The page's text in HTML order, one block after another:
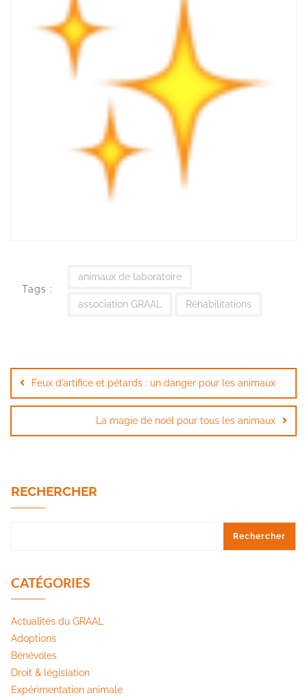
Tags :
animaux de laboratoire
association GRAAL Réhabilitations
de
l’article
Feux d’artifice et pétards : un danger pour les animaux
La magie de noël pour tous les animaux
RECHERCHER
Rechercher
CATÉGORIES
Actualités du GRAAL
Adoptions
Bénévoles
Droit & législation
Expérimentation animale